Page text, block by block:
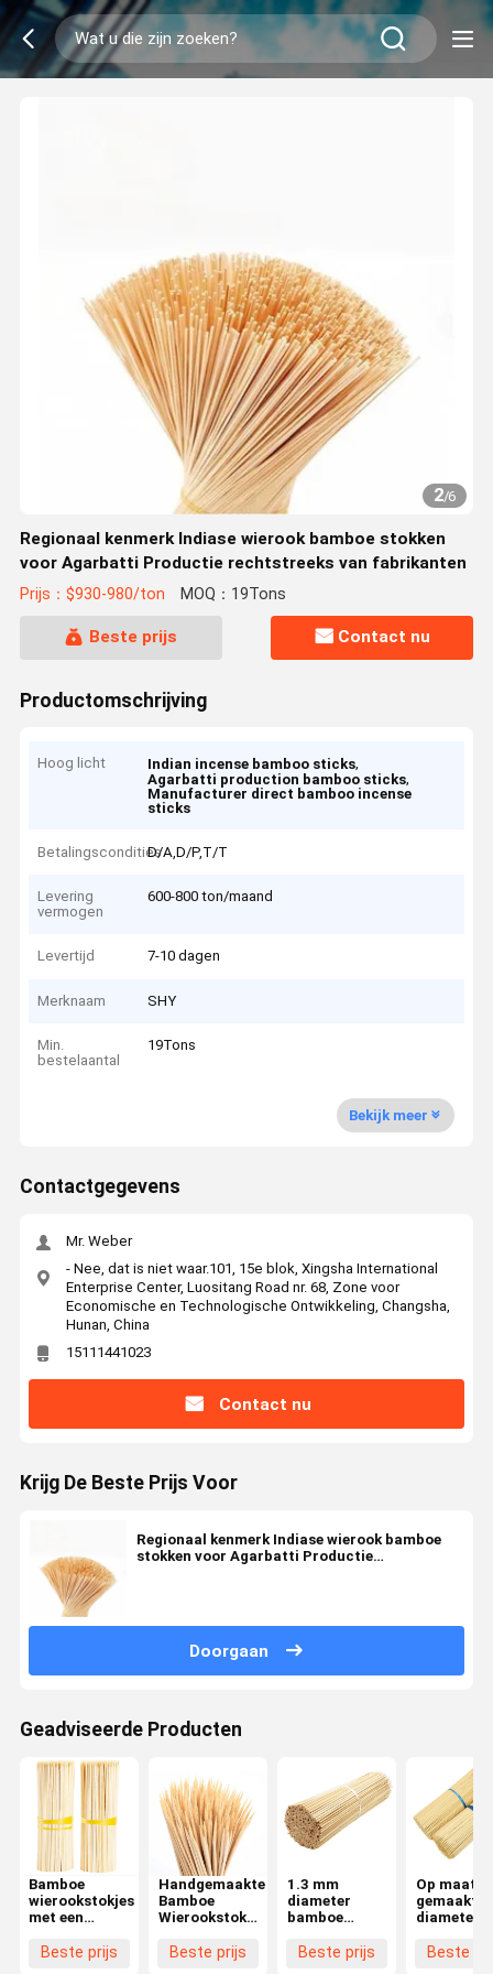
2/6
Regionaal kenmerk Indiase wierook bamboe stokken
voor Agarbatti Productie rechtstreeks van fabrikanten
Prijs：$930-980/ton MOQ：19Tons
Beste prijs Contact nu
Productomschrijving
Hoog licht Indian incense bamboo sticks,
Agarbatti production bamboo sticks,
Manufacturer direct bamboo incense
sticks
BetalingsconditiesD/A,D/P,T/T
Levering
vermogen
600-800 ton/maand
Levertijd 7-10 dagen
Merknaam SHY
Min.
bestelaantal
19Tons
Bekijk meer
Contactgegevens
Mr. Weber
- Nee, dat is niet waar.101, 15e blok, Xingsha International
Enterprise Center, Luositang Road nr. 68, Zone voor
Economische en Technologische Ontwikkeling, Changsha,
Hunan, China
15111441023
Contact nu
Krijg De Beste Prijs Voor
Regionaal kenmerk Indiase wierook bamboe
stokken voor Agarbatti Productie
Doorgaan
Geadviseerde Producten
Bamboe
wierookstokjes
met een
cm voor het
Beste prijs
Handgemaakte
Bamboe
Wierookstokjes
Milieuvriendelijk
Beste prijs
1.3 mm
diameter
bamboe
met
Beste prijs
Op maat
gemaakte
diameter
brandende
Beste